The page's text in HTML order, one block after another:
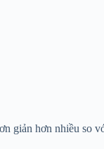
giản hơn nhiều so